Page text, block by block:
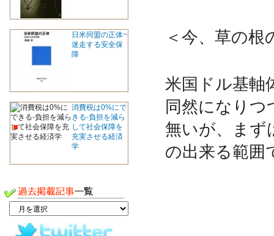
＜今、草の根
米国ドル基軸
同然になり
無いが、まず
の出来る範囲
日米同盟の正体~
迷走する安全保
障
消費税は0%にで
きる-負担を減ら
して社会保障を
充実させる経済
学